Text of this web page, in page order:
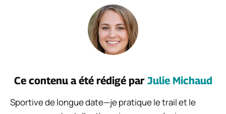
Ce contenu a été rédigé par Julie Michaud
Sportive de longue date—je pratique le trail et le